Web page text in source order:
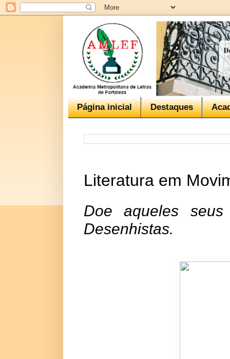
Página inicial Destaques
Literatura em
Doe aqueles
Desenhistas.